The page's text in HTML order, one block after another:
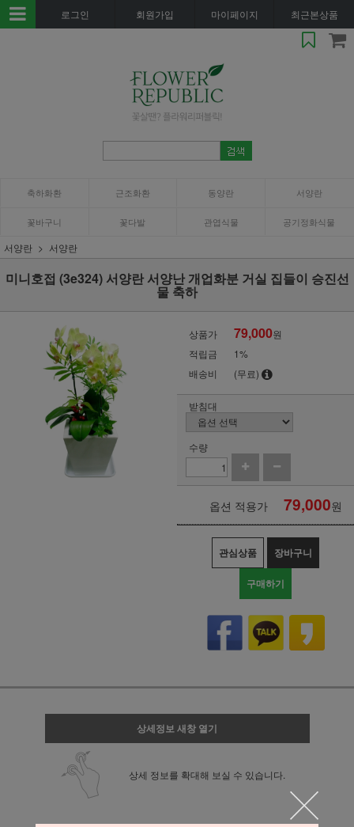
로그인 회원가입 마이페이지 최근본상품
축하화환 근조화환 동양란 서양란
꽃바구니 꽃다발 관엽식물 공기정화식물
서양란 서양란
미니호접 (3e324) 서양란 서양난 개업화분 거실 집들이 승진선
물 축하
상품가 79,000원
적립금
1%
배송비
(무료)
받침대
수량
옵션 적용가 79,000원
관심상품 장바구니
구매하기
상세정보 새창 열기
상세 정보를 확대해 보실 수 있습니다.